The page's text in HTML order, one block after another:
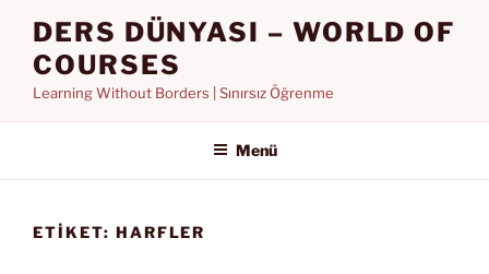
DERS DÜNYASI – WORLD OF
COURSES
Learning Without Borders | Sınırsız Öğrenme
Menü
ETIKET: HARFLER